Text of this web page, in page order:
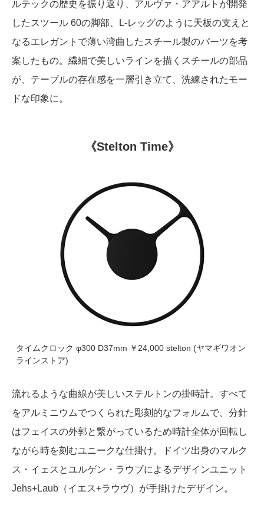
ルテックの歴史を振り返り、アルヴァ・アアルトが開発
したスツール 60の脚部、L-レッグのように天板の支えと
なるエレガントで薄い湾曲したスチール製のパーツを考
案したもの。繊細で美しいラインを描くスチールの部品
が、テーブルの存在感を一層引き立て、洗練されたモー
ドな印象に。
《Stelton Time》
タイムクロック φ300 D37mm ￥24,000 stelton (ヤマギワオン
ラインストア)
流れるような曲線が美しいステルトンの掛時計。すべて
をアルミニウムでつくられた彫刻的なフォルムで、分針
はフェイスの外郭と繋がっているため時計全体が回転し
ながら時を刻むユニークな仕掛け。ドイツ出身のマルク
ス・イェスとユルゲン・ラウブによるデザインユニット
Jehs+Laub（イエス+ラウヴ）が手掛けたデザイン。